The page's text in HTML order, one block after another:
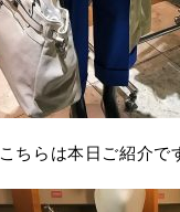
こちらは本日ご紹介で